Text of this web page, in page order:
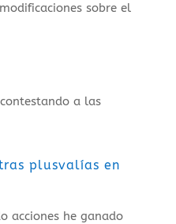
sobre el
a las
plusvalías en
acciones he ganado